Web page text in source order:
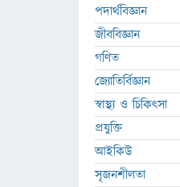
পদার্থবিজ্ঞান
জীববিজ্ঞান
গণিত
জ্যোতির্বিজ্ঞান
স্বাস্থ্য ও চিকিৎসা
প্রযুক্তি
আইকিউ
সৃজনশীলতা